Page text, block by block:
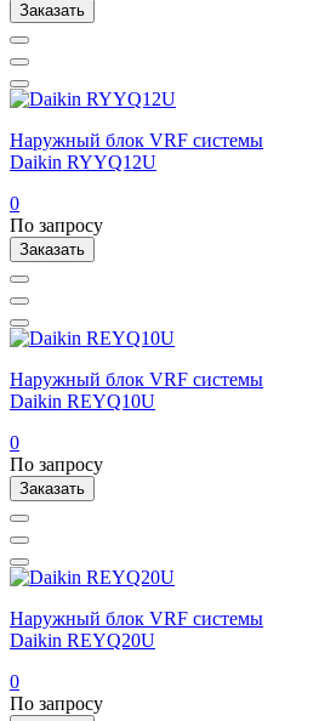
Заказать
Наружный блок VRF системы
Daikin RYYQ12U
0
По запросу
Заказать
Наружный блок VRF системы
Daikin REYQ10U
0
По запросу
Заказать
Наружный блок VRF системы
Daikin REYQ20U
0
По запросу